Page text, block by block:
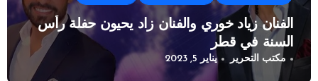
الفنان زياد خوري والفنان زاد يحيون حفلة رأس
السنة في قطر
مكتب التحرير يناير 5, 2023